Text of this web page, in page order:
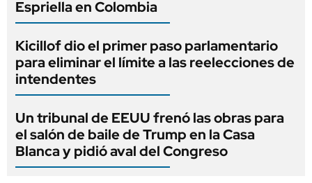
Espriella en Colombia
Kicillof dio el primer paso parlamentario
para eliminar el límite a las reelecciones de
intendentes
Un tribunal de EEUU frenó las obras para
el salón de baile de Trump en la Casa
Blanca y pidió aval del Congreso